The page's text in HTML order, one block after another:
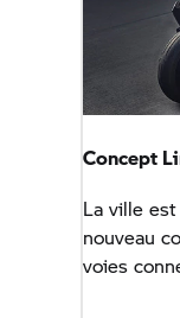
Concept
La ville
nouveau
voies